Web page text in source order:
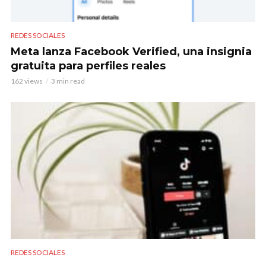
REDES SOCIALES
Meta lanza Facebook Verified, una insignia
gratuita para perfiles reales
162 views 3 min read
REDES SOCIALES